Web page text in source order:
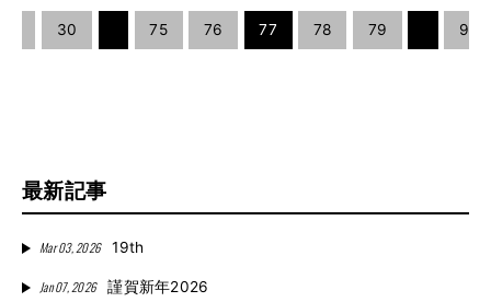
30 75 76 77 78 79 90
最新記事
Mar 03, 2026 19th
Jan 07, 2026 謹賀新年2026